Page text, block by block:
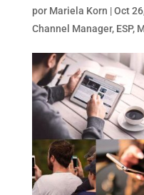
por Mariela Korn |Oct
Channel Manager, ESP,